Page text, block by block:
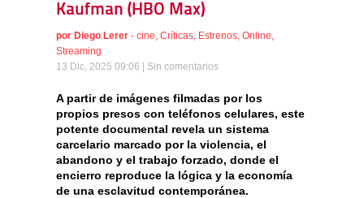
Kaufman (HBO Max)
por Diego Lerer - cine, Críticas, Estrenos, Online,
Streaming
13 Dic, 2025 09:06 | Sin comentarios
A partir de imágenes filmadas por los
propios presos con teléfonos celulares, este
potente documental revela un sistema
carcelario marcado por la violencia, el
abandono y el trabajo forzado, donde el
encierro reproduce la lógica y la economía
de una esclavitud contemporánea.